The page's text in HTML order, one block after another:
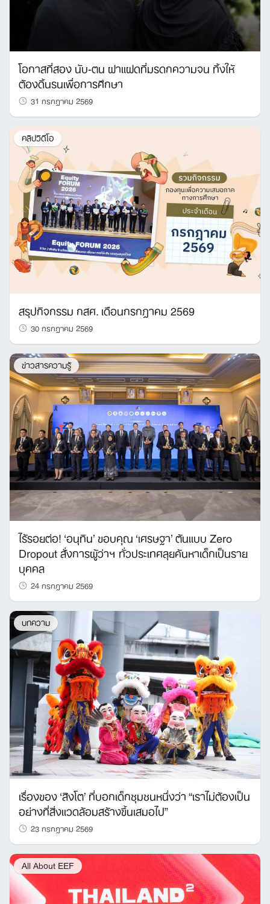
โอกาสที่สอง นับ-ตน ฝาแฝดที่มรดกความจน ทิ้งให้
ต้องดิ้นรนเพื่อการศึกษา
31 กรกฎาคม 2569
คลิปวิดีโอ
สรุปกิจกรรม กสศ. เดือนกรกฎาคม 2569
30 กรกฎาคม 2569
ข่าวสารความรู้
ไร้รอยต่อ! ‘อนุทิน’ ขอบคุณ ‘เศรษฐา’ ต้นแบบ Zero
Dropout สั่งการผู้ว่าฯ ทั่วประเทศลุยค้นหาเด็กเป็นราย
บุคคล
24 กรกฎาคม 2569
บทความ
เรื่องของ ‘สิงโต’ ที่บอกเด็กชุมชนหนึ่งว่า “เราไม่ต้องเป็น
อย่างที่สิ่งแวดล้อมสร้างขึ้นเสมอไป”
23 กรกฎาคม 2569
All About EEF